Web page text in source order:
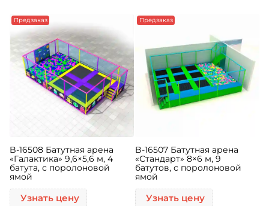
Предзаказ
B-16508 Батутная арена
«Галактика» 9,6×5,6 м, 4
батута, с поролоновой
ямой
Узнать цену
Предзаказ
B-16507 Батутная арена
«Стандарт» 8×6 м, 9
батутов, с поролоновой
ямой
Узнать цену